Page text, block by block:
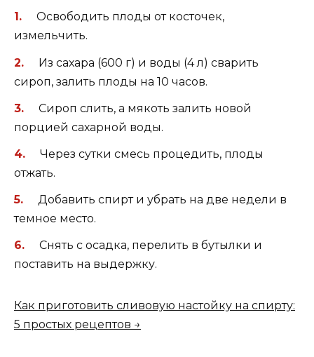
Освободить плоды от косточек,
измельчить.
Из сахара (600 г) и воды (4 л) сварить
сироп, залить плоды на 10 часов.
Сироп слить, а мякоть залить новой
порцией сахарной воды.
Через сутки смесь процедить, плоды
отжать.
Добавить спирт и убрать на две недели в
темное место.
Снять с осадка, перелить в бутылки и
поставить на выдержку.
Как приготовить сливовую настойку на спирту:
5 простых рецептов →